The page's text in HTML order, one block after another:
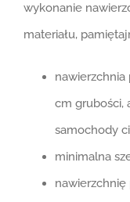
wykonanie
materiału,
cm grubości,
samochody
minimalna
nawierzchnię